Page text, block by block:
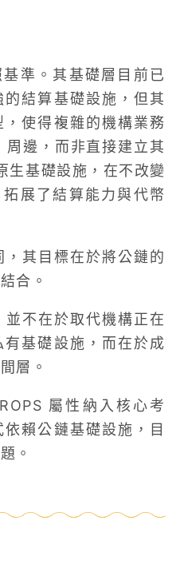
準。其基礎層目前已
結算基礎設施，但其
使得複雜的機構業務
邊，而非直接建立其
基礎設施，在不改變
展了結算能力與代幣
其目標在於將公鏈的
合。
不在於取代機構正在
基礎設施，而在於成
層。
屬性納入核心考
賴公鏈基礎設施，目
。